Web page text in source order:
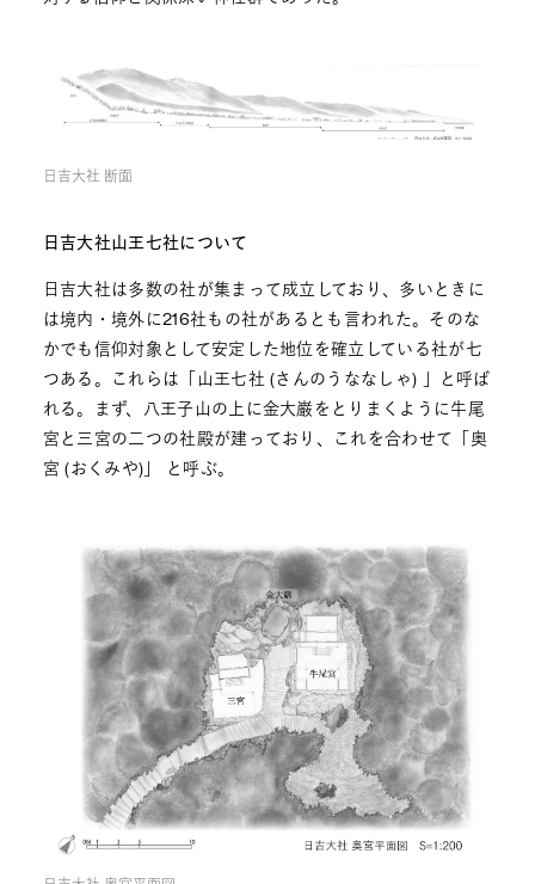
日吉大社 断面
日吉大社山王七社について
日吉大社は多数の社が集まって成立しており、多いときに
は境内・境外に216社もの社があるとも言われた。そのな
かでも信仰対象として安定した地位を確立している社が七
つある。これらは「山王七社 (さんのうななしゃ) 」と呼ば
れる。まず、八王子山の上に金大巌をとりまくように牛尾
宮と三宮の二つの社殿が建っており、これを合わせて「奥
宮 (おくみや)」 と呼ぶ。